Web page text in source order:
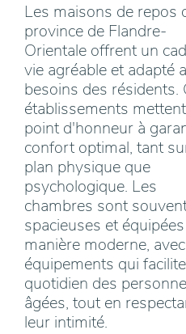
Les maisons de repos
province de Flandre-
Orientale offrent un
vie agréable et adapté
besoins des résidents.
établissements
point d'honneur à
confort optimal, tant
plan physique que
psychologique. Les
chambres sont
spacieuses et
manière moderne,
équipements qui
quotidien des
âgées, tout en
leur intimité.